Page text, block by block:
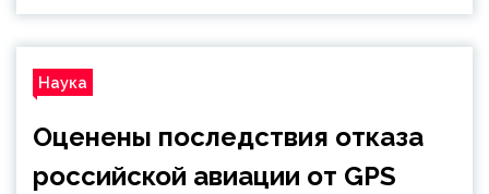
Наука
Оценены последствия отказа
российской авиации от GPS